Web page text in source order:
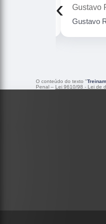
Gustavo
Gustavo
‹
O conteúdo do texto "
Penal – Lei 9610/98 - Lei de